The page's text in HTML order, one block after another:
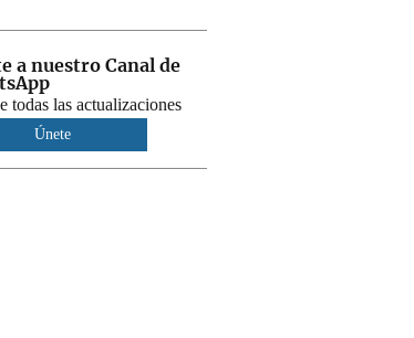
a nuestro Canal de
todas las actualizaciones
Únete